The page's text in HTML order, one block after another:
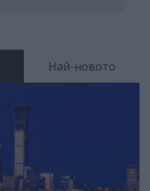
Най-новото